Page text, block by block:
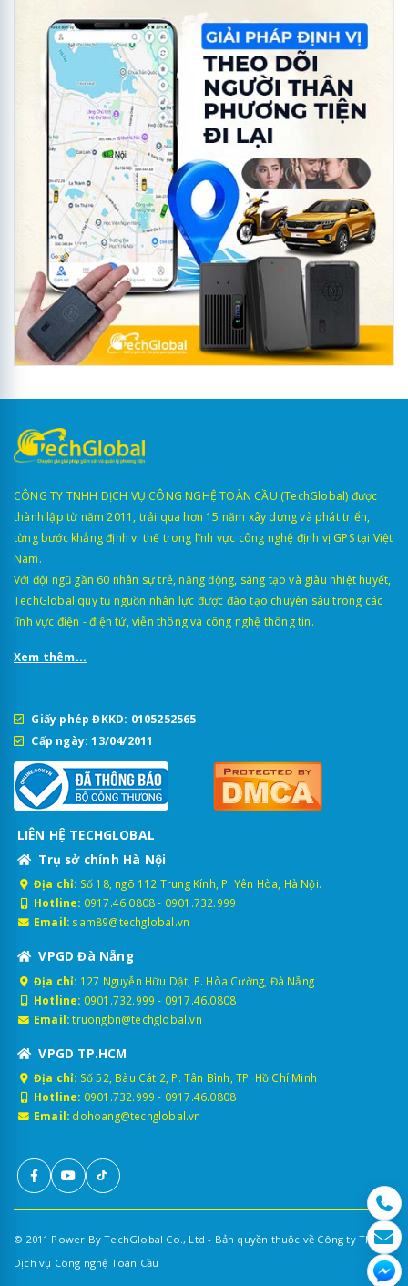
CÔNG TY TNHH DỊCH VỤ CÔNG NGHỆ TOÀN CẦU (TechGlobal) được
thành lập từ năm 2011, trải qua hơn 15 năm xây dựng và phát triển,
từng bước khẳng định vị thế trong lĩnh vực công nghệ định vị GPS tại Việt
Nam.
Với đội ngũ gần 60 nhân sự trẻ, năng động, sáng tạo và giàu nhiệt huyết,
TechGlobal quy tụ nguồn nhân lực được đào tạo chuyên sâu trong các
lĩnh vực điện - điện tử, viễn thông và công nghệ thông tin.
Xem thêm...
Giấy phép ĐKKD: 0105252565
Cấp ngày: 13/04/2011
LIÊN HỆ TECHGLOBAL
Trụ sở chính Hà Nội
Địa chỉ: Số 18, ngõ 112 Trung Kính, P. Yên Hòa, Hà Nội.
Hotline: 0917.46.0808- 0901.732.999
Email: sam89@techglobal.vn
VPGD Đà Nẵng
Địa chỉ: 127 Nguyễn Hữu Dật, P. Hòa Cường, Đà Nẵng
Hotline: 0901.732.999 - 0917.46.0808
Email: truongbn@techglobal.vn
VPGD TP.HCM
Địa chỉ: Số 52, Bàu Cát 2, P. Tân Bình, TP. Hồ Chí Minh
Hotline: 0901.732.999 - 0917.46.0808
Email: dohoang@techglobal.vn
© 2011 Power By TechGlobal Co., Ltd - Bản quyền thuộc về Công ty TNHH
Dịch vụ Công nghệ Toàn Cầu